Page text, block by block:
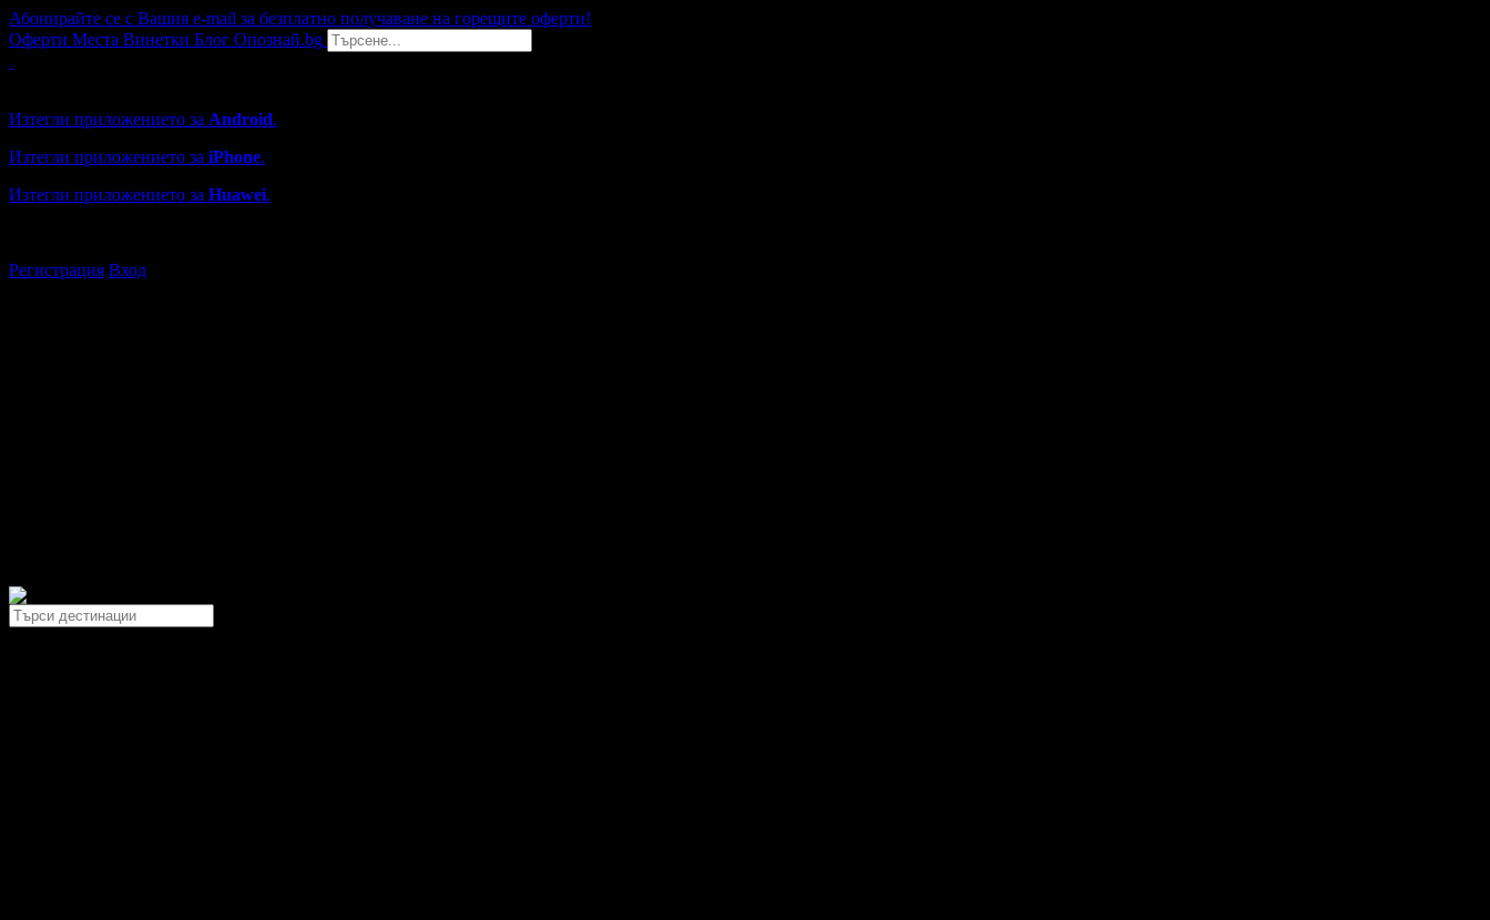
Абонирайте се с Вашия e-mail за безплатно получаване на горещите оферти!
Оферти Места Винетки Блог Опознай.bg
Изтегли приложението за Android.
Изтегли приложението за iPhone.
Изтегли приложението за Huawei.
Регистрация Вход